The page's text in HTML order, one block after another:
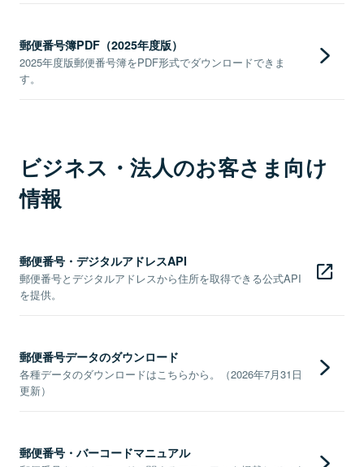
郵便番号簿PDF（2025年度版）
2025年度版郵便番号簿をPDF形式でダウンロードできま
す。
ビジネス・法人のお客さま向け
情報
郵便番号・デジタルアドレスAPI
郵便番号とデジタルアドレスから住所を取得できる公式API
を提供。
郵便番号データのダウンロード
各種データのダウンロードはこちらから。（2026年7月31日
更新）
郵便番号・バーコードマニュアル